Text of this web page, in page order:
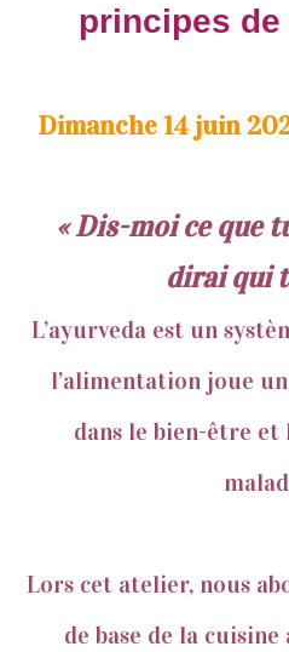
principes de
Dimanche 14 juin
« Dis-moi ce que
dirai qui
L’ayurveda est un
l’alimentation joue
dans le bien-être et
Lors cet atelier, nous
de base de la